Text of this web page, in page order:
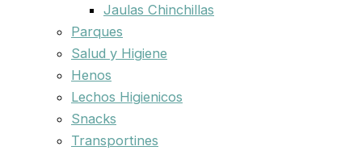
Jaulas Chinchillas
Parques
Salud y Higiene
Henos
Lechos Higienicos
Snacks
Transportines